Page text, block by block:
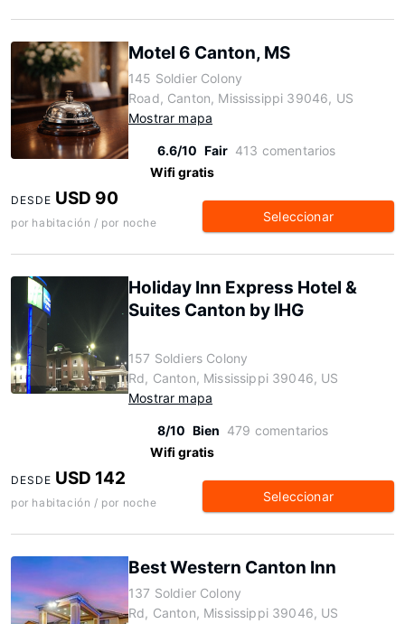
Motel 6 Canton, MS
145 Soldier Colony
Road, Canton, Mississippi 39046, US
Mostrar mapa
6.6/10 Fair 413 comentarios
Wifi gratis
DESDE USD 90
por habitación / por noche Seleccionar
Holiday Inn Express Hotel &
Suites Canton by IHG
157 Soldiers Colony
Rd, Canton, Mississippi 39046, US
Mostrar mapa
8/10 Bien 479 comentarios
Wifi gratis
DESDE USD 142
por habitación / por noche Seleccionar
Best Western Canton Inn
137 Soldier Colony
Rd, Canton, Mississippi 39046, US